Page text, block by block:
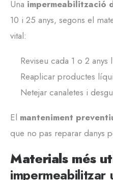
Una impermeabilització
10 i 25 anys, segons el
vital:
Reviseu cada 1 o 2 anys
Reaplicar productes
Netejar canaletes i
El manteniment
que no pas reparar danys
Materials més
impermeabilitzar